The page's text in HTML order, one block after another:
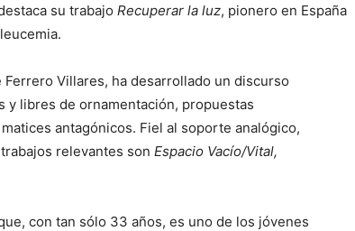
su trabajo Recuperar la luz, pionero en España
Villares, ha desarrollado un discurso
libres de ornamentación, propuestas
antagónicos. Fiel al soporte analógico,
relevantes son Espacio Vacío/Vital,
con tan sólo 33 años, es uno de los jóvenes